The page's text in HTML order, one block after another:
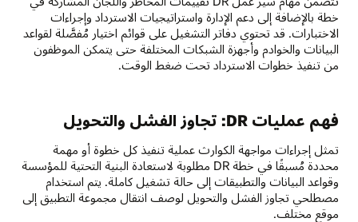
خطة بالإضافة إلى دعم الإدارة واستراتيجيات الاسترداد وإجراءات
الاختبارات. قد تحتوي دفاتر التشغيل على قوائم اختيار مُفصَّلة لقواعد
البيانات والخوادم وأجهزة الشبكات المختلفة حتى يتمكن الموظفون
من تنفيذ خطوات الاسترداد تحت ضغط الوقت.
فهم عمليات DR: تجاوز الفشل والتحويل
تمثل إجراءات مواجهة الكوارث عملية تنفيذ كل خطوة أو مهمة
محددة مُسبقًا في خطة DR مطلوبة لاستعادة البنية التحتية للمؤسسة
وقواعد البيانات والتطبيقات إلى حالة تشغيل كاملة. يتم استخدام
مصطلحي تجاوز الفشل والتحويل لوصف انتقال مجموعة التطبيق إلى
موقع مختلف.